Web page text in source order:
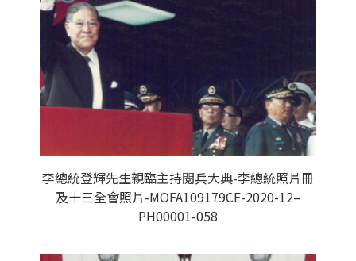
李總統登輝先生親臨主持閱兵大典-李總統照片冊
及十三全會照片-MOFA109179CF-2020-12–
PH00001-058